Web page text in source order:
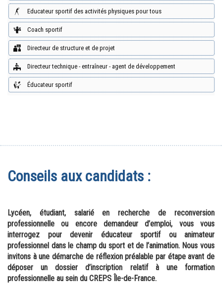
Educateur sportif des activités physiques pour tous
Coach sportif
Directeur de structure et de projet
Directeur technique - entraîneur - agent de développement
Éducateur sportif
Conseils aux candidats :
Lycéen, étudiant, salarié en recherche de reconversion
professionnelle ou encore demandeur d’emploi, vous vous
interrogez pour devenir éducateur sportif ou animateur
professionnel dans le champ du sport et de l’animation. Nous vous
invitons à une démarche de réflexion préalable par étape avant de
déposer un dossier d’inscription relatif à une formation
professionnelle au sein du CREPS Île-de-France.